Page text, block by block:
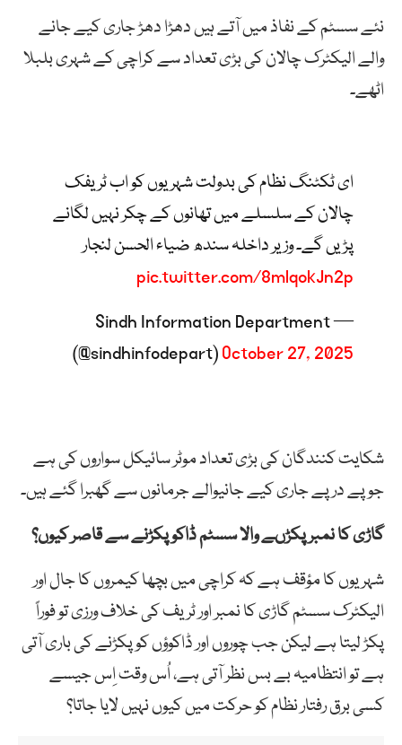
نئے سسٹم کے نفاذ میں آتے ہیں دھڑا دھڑ جاری کیے جانے
والے الیکٹرک چالان کی بڑی تعداد سے کراچی کے شہری بلبلا
اٹھے۔
ای ٹکٹنگ نظام کی بدولت شہریوں کو اب ٹریفک
چالان کے سلسلے میں تھانوں کے چکر نہیں لگانے
پڑیں گے۔ وزیر داخلہ سندھ ضیاء الحسن لنجار
pic.twitter.com/8mlqokJn2p
— Sindh Information Department
(@sindhinfodepart)October 27, 2025
شکایت کنندگان کی بڑی تعداد موٹر سائیکل سواروں کی ہے
جو پے درپے جاری کیے جانیوالے جرمانوں سے گھبرا گئے ہیں۔
گاڑی کا نمبر پکڑںے والا سسٹم ڈاکو پکڑنے سے قاصر کیوں؟
شہریوں کا مؤقف ہے کہ کراچی میں بچھا کیمروں کا جال اور
الیکٹرک سسٹم گاڑی کا نمبر اور ٹریف کی خلاف ورزی تو فوراً
پکڑ لیتا ہے لیکن جب چوروں اور ڈاکوؤں کو پکڑنے کی باری آتی
ہے تو انتظامیہ بے بس نظر آتی ہے، اُس وقت اِس جیسے
کسی برق رفتار نظام کو حرکت میں کیوں نہیں لایا جاتا؟